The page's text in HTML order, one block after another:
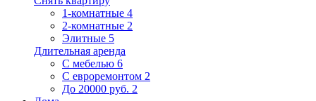
1-комнатные 4
2-комнатные 2
Элитные 5
Длительная аренда
С мебелью 6
С евроремонтом 2
До 20000 руб. 2